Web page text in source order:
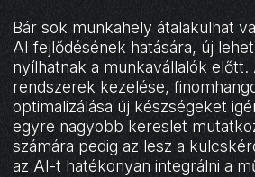
Bár sok munkahely átalakulhat
AI fejlődésének hatására, új
nyílhatnak a munkavállalók előtt.
rendszerek kezelése,
optimalizálása új készségeket
egyre nagyobb kereslet
számára pedig az lesz a
az AI-t hatékonyan integrálni a